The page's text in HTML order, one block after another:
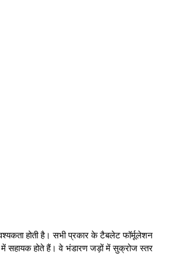
होती है। सभी प्रकार के टैबलेट फॉर्मूलेशन
सहायक होते हैं। वे भंडारण जड़ों में सुक्रोज स्तर